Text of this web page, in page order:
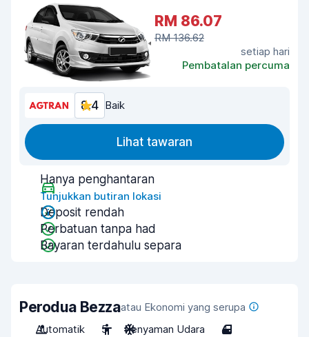
RM 86.07
RM 136.62
setiap hari
Pembatalan percuma
8.4 Baik
Lihat tawaran
Hanya penghantaran
Tunjukkan butiran lokasi
Deposit rendah
Perbatuan tanpa had
Bayaran terdahulu separa
Perodua Bezzaatau Ekonomi yang serupa
Automatik
5 Penyaman Udara 4